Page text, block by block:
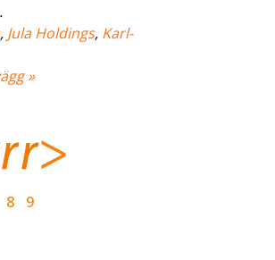
, Jula Holdings, Karl-
»
8 9